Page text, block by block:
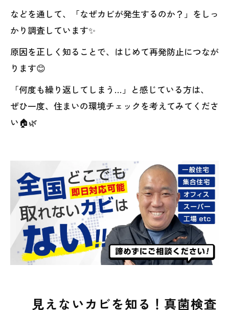
などを通して、「なぜカビが発生するのか？」をしっ
かり調査しています✨
原因を正しく知ることで、はじめて再発防止につなが
ります😊
「何度も繰り返してしまう…」と感じている方は、
ぜひ一度、住まいの環境チェックを考えてみてくださ
い🏠🌿
見えないカビを知る！真菌検査